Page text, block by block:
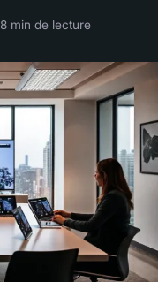
8 min de lecture